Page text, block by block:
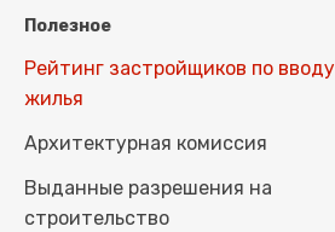
Полезное
Рейтинг застройщиков по вводу
жилья
Архитектурная комиссия
Выданные разрешения на
строительство